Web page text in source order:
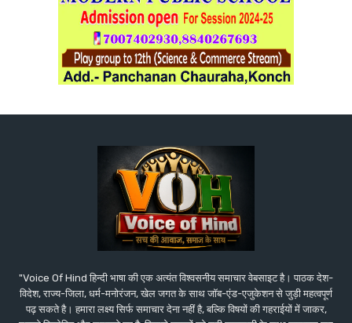
"Voice Of Hind हिन्दी भाषा की एक अत्यंत विश्वसनीय समाचार वेबसाइट है। पाठक देश-
विदेश, राज्य-जिला, धर्म-मनोरंजन, खेल जगत के साथ जॉब-एंड-एजुकेशन से जुड़ी महत्वपूर्ण
पढ़ सकते है। हमारा लक्ष्य सिर्फ समाचार देना नहीं है, बल्कि विषयों की गहराईयों में जाकर,